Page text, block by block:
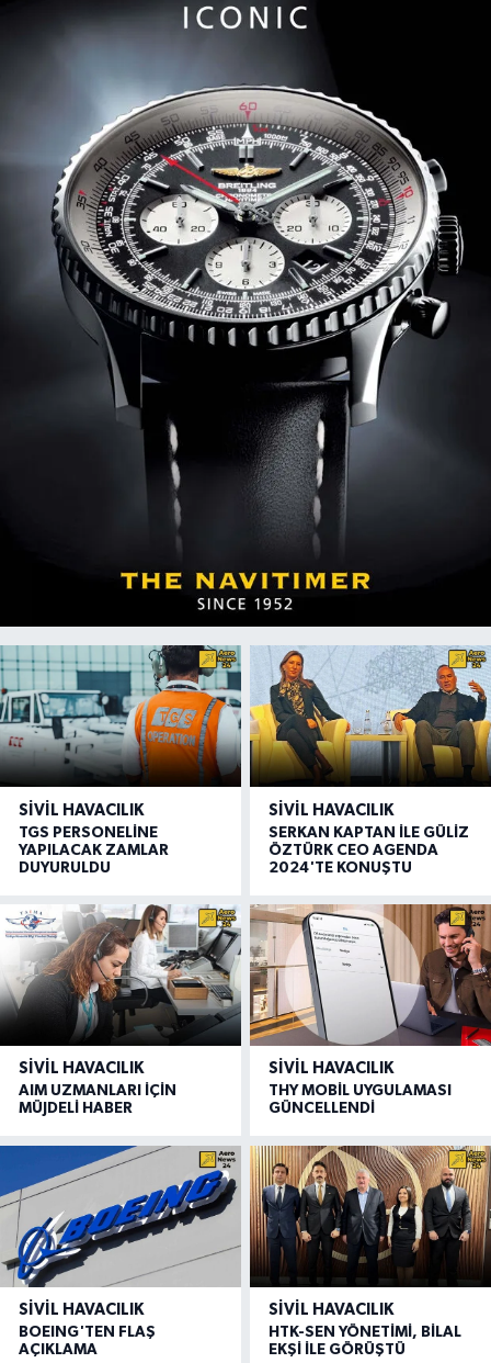
SIVIL HAVACILIK
TGS PERSONELİNE
YAPILACAK ZAMLAR
DUYURULDU
SIVIL HAVACILIK
SERKAN KAPTAN İLE GÜLİZ
ÖZTÜRK CEO AGENDA
2024'TE KONUŞTU
SIVIL HAVACILIK
AIM UZMANLARI İÇİN
MÜJDELİ HABER
SIVIL HAVACILIK
THY MOBİL UYGULAMASI
GÜNCELLENDİ
SIVIL HAVACILIK
BOEING'TEN FLAŞ
AÇIKLAMA
SIVIL HAVACILIK
HTK-SEN YÖNETİMİ, BİLAL
EKŞİ İLE GÖRÜŞTÜ